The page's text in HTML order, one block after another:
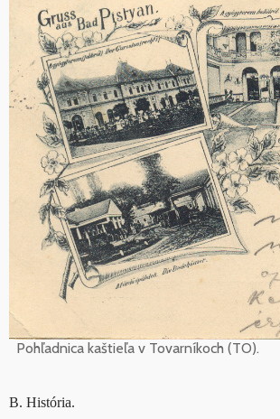
Pohľadnica kaštieľa v Tovarníkoch (TO).
B. História.